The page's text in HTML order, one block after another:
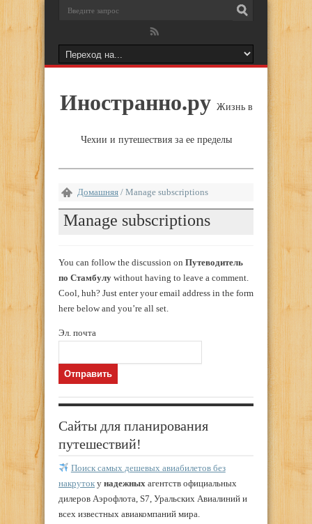
Иностранно.ру Жизнь в
Чехии и путешествия за ее пределы
Домашняя / Manage subscriptions
Manage subscriptions
You can follow the discussion on Путеводитель
по Стамбулу without having to leave a comment.
Cool, huh? Just enter your email address in the form
here below and you’re all set.
Эл. почта
Сайты для планирования
путешествий!
Поиск самых дешевых авиабилетов без
накруток у надежных агентств официальных
дилеров Аэрофлота, S7, Уральских Авиалиний и
всех известных авиакомпаний мира.